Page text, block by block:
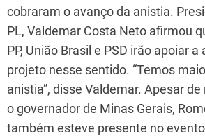
cobraram o avanço da anistia.
PL, Valdemar Costa Neto afirmou
PP, União Brasil e PSD irão apoiar
projeto nesse sentido. “Temos
anistia”, disse Valdemar. Apesar
o governador de Minas Gerais,
também esteve presente no